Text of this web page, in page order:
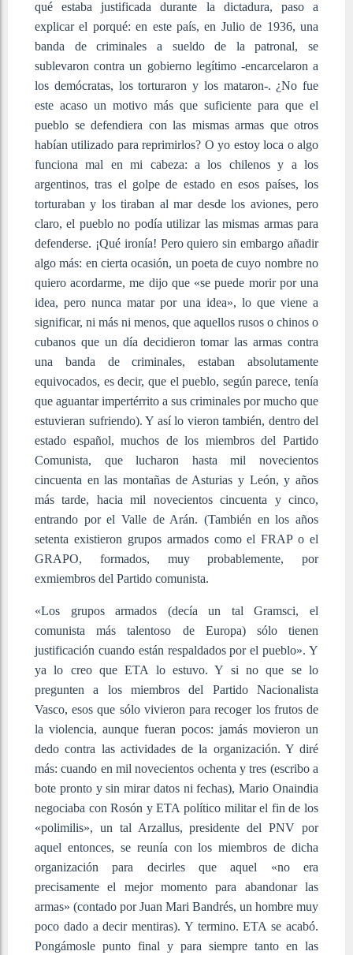
qué estaba justificada durante la dictadura, paso a
explicar el porqué: en este país, en Julio de 1936, una
banda de criminales a sueldo de la patronal, se
sublevaron contra un gobierno legítimo -encarcelaron a
los demócratas, los torturaron y los mataron-. ¿No fue
este acaso un motivo más que suficiente para que el
pueblo se defendiera con las mismas armas que otros
habían utilizado para reprimirlos? O yo estoy loca o algo
funciona mal en mi cabeza: a los chilenos y a los
argentinos, tras el golpe de estado en esos países, los
torturaban y los tiraban al mar desde los aviones, pero
claro, el pueblo no podía utilizar las mismas armas para
defenderse. ¡Qué ironía! Pero quiero sin embargo añadir
algo más: en cierta ocasión, un poeta de cuyo nombre no
quiero acordarme, me dijo que «se puede morir por una
idea, pero nunca matar por una idea», lo que viene a
significar, ni más ni menos, que aquellos rusos o chinos o
cubanos que un día decidieron tomar las armas contra
una banda de criminales, estaban absolutamente
equivocados, es decir, que el pueblo, según parece, tenía
que aguantar impertérrito a sus criminales por mucho que
estuvieran sufriendo). Y así lo vieron también, dentro del
estado español, muchos de los miembros del Partido
Comunista, que lucharon hasta mil novecientos
cincuenta en las montañas de Asturias y León, y años
más tarde, hacia mil novecientos cincuenta y cinco,
entrando por el Valle de Arán. (También en los años
setenta existieron grupos armados como el FRAP o el
GRAPO, formados, muy probablemente, por
exmiembros del Partido comunista.
«Los grupos armados (decía un tal Gramsci, el
comunista más talentoso de Europa) sólo tienen
justificación cuando están respaldados por el pueblo». Y
ya lo creo que ETA lo estuvo. Y si no que se lo
pregunten a los miembros del Partido Nacionalista
Vasco, esos que sólo vivieron para recoger los frutos de
la violencia, aunque fueran pocos: jamás movieron un
dedo contra las actividades de la organización. Y diré
más: cuando en mil novecientos ochenta y tres (escribo a
bote pronto y sin mirar datos ni fechas), Mario Onaindia
negociaba con Rosón y ETA político militar el fin de los
«polimilis», un tal Arzallus, presidente del PNV por
aquel entonces, se reunía con los miembros de dicha
organización para decirles que aquel «no era
precisamente el mejor momento para abandonar las
armas» (contado por Juan Mari Bandrés, un hombre muy
poco dado a decir mentiras). Y termino. ETA se acabó.
Pongámosle punto final y para siempre tanto en las